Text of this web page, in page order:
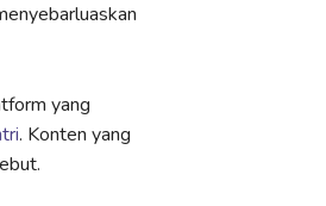
yang
. Konten yang